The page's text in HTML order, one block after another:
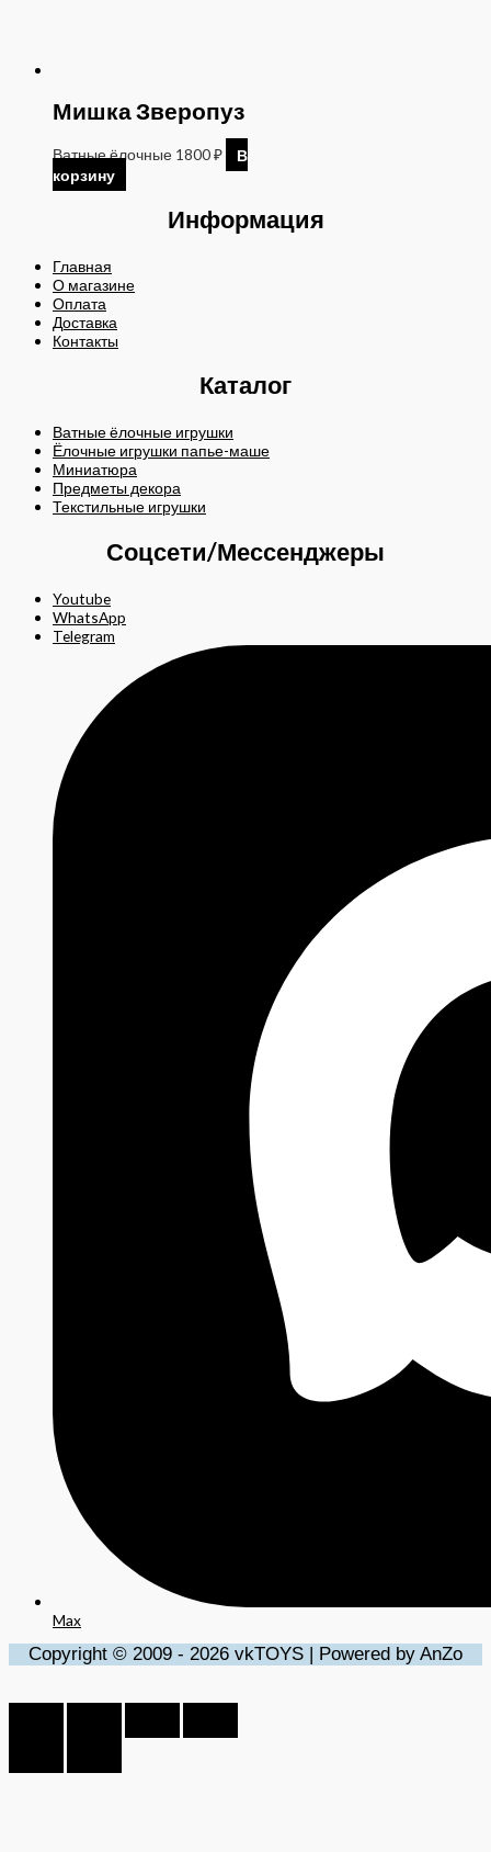
Мишка Зверопуз
Ватные ёлочные 1800₽
В
корзину
Информация
Главная
О магазине
Оплата
Доставка
Контакты
Каталог
Ватные ёлочные игрушки
Ёлочные игрушки папье-маше
Миниатюра
Предметы декора
Текстильные игрушки
Соцсети/Мессенджеры
Youtube
WhatsApp
Telegram
Max
Copyright © 2009 - 2026 vkTOYS | Powered by AnZo